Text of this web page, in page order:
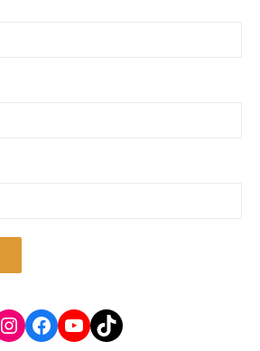
Instagram
Facebook
YouTube
TikTok